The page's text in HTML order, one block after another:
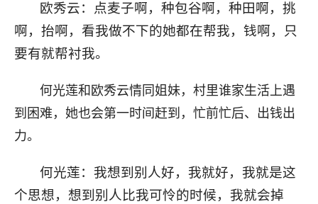
欧秀云：点麦子啊，种包谷啊，种田啊，挑
啊，抬啊，看我做不下的她都在帮我，钱啊，只
要有就帮衬我。
何光莲和欧秀云情同姐妹，村里谁家生活上遇
到困难，她也会第一时间赶到，忙前忙后、出钱出
力。
何光莲：我想到别人好，我就好，我就是这
个思想，想到别人比我可怜的时候，我就会掉